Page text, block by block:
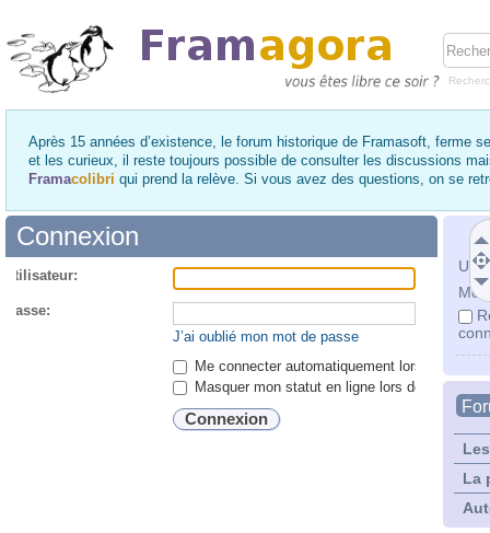
Après 15 années d’existence, le forum historique de Framasoft, ferme
et les curieux, il reste toujours possible de consulter les discussions
Framacolibri qui prend la relève. Si vous avez des questions, on se
Mot
La
Connexion
passe:
J’ai oublié mon mot de passe
Me connecter automatiquement lors de
Masquer mon statut en ligne lors de cette